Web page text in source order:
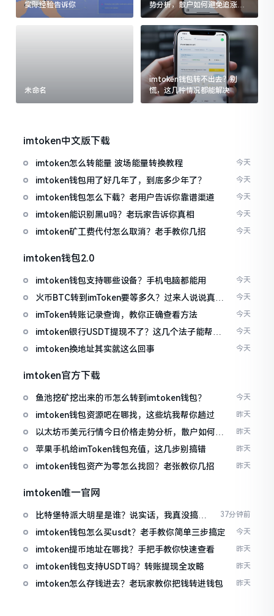
实际经验告诉你
势分析，散户如何避免追涨杀
跌被套牢
未命名
imtoken钱包转不出去？别
慌，这几种情况都能解决
imtoken中文版下载
imtoken怎么转能量 波场能量转换教程 今天
imtoken钱包用了好几年了，到底多少年了？ 今天
imtoken钱包怎么下载？老用户告诉你靠谱渠道 今天
imtoken能识别黑u吗？老玩家告诉你真相 今天
imtoken矿工费代付怎么取消？老手教你几招 今天
imtoken钱包2.0
imtoken钱包支持哪些设备？手机电脑都能用 今天
火币BTC转到imToken要等多久？过来人说说真实
情况
今天
imToken转账记录查询，教你正确查看方法 今天
imtoken银行USDT提现不了？这几个法子能帮你
搞定
今天
imtoken换地址其实就这么回事 今天
imtoken官方下载
鱼池挖矿挖出来的币怎么转到imtoken钱包？ 今天
imtoken钱包资源吧在哪找，这些坑我帮你趟过 昨天
以太坊币美元行情今日价格走势分析，散户如何避
免追涨杀跌被套牢
昨天
苹果手机给imToken钱包充值，这几步别搞错 昨天
imtoken钱包资产为零怎么找回？老张教你几招 昨天
imtoken唯一官网
比特堡特派大明星是谁？说实话，我真没搞明
白
37分钟前
imtoken钱包怎么买usdt？老手教你简单三步搞定 今天
imtoken提币地址在哪找？手把手教你快速查看 昨天
imtoken钱包支持USDT吗？转账提现全攻略 昨天
imtoken怎么存钱进去？老玩家教你把钱转进钱包 昨天